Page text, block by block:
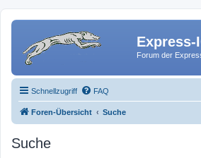
Express-
Forum der
Schnellzugriff FAQ
Foren-Übersicht Suche
Suche